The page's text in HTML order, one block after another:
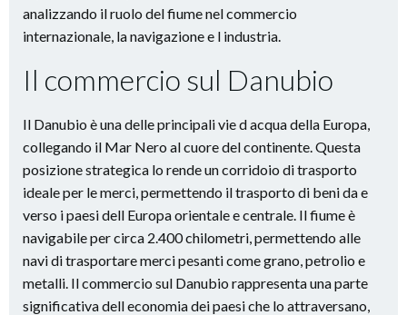
analizzando il ruolo del fiume nel commercio
internazionale, la navigazione e l industria.
Il commercio sul Danubio
Il Danubio è una delle principali vie d acqua della Europa,
collegando il Mar Nero al cuore del continente. Questa
posizione strategica lo rende un corridoio di trasporto
ideale per le merci, permettendo il trasporto di beni da e
verso i paesi dell Europa orientale e centrale. Il fiume è
navigabile per circa 2.400 chilometri, permettendo alle
navi di trasportare merci pesanti come grano, petrolio e
metalli. Il commercio sul Danubio rappresenta una parte
significativa dell economia dei paesi che lo attraversano,